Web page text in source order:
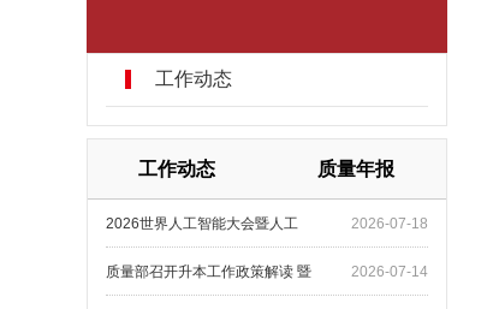
工作动态
工作动态 质量年报
2026-07-18
2026世界人工智能大会暨人工
2026-07-14
质量部召开升本工作政策解读 暨